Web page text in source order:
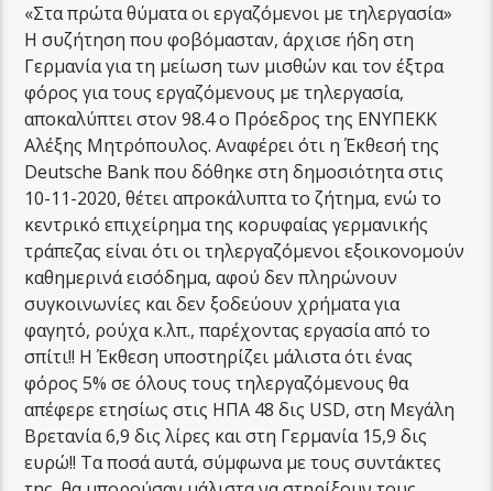
«Στα πρώτα θύματα οι εργαζόμενοι με τηλεργασία»
Η συζήτηση που φοβόμασταν, άρχισε ήδη στη
Γερμανία για τη μείωση των μισθών και τον έξτρα
φόρος για τους εργαζόμενους με τηλεργασία,
αποκαλύπτει στον 98.4 ο Πρόεδρος της ΕΝΥΠΕΚΚ
Αλέξης Μητρόπουλος. Αναφέρει ότι η Έκθεσή της
Deutsche Bank που δόθηκε στη δημοσιότητα στις
10-11-2020, θέτει απροκάλυπτα το ζήτημα, ενώ το
κεντρικό επιχείρημα της κορυφαίας γερμανικής
τράπεζας είναι ότι οι τηλεργαζόμενοι εξοικονομούν
καθημερινά εισόδημα, αφού δεν πληρώνουν
συγκοινωνίες και δεν ξοδεύουν χρήματα για
φαγητό, ρούχα κ.λπ., παρέχοντας εργασία από το
σπίτι!! Η Έκθεση υποστηρίζει μάλιστα ότι ένας
φόρος 5% σε όλους τους τηλεργαζόμενους θα
απέφερε ετησίως στις ΗΠΑ 48 δις USD, στη Μεγάλη
Βρετανία 6,9 δις λίρες και στη Γερμανία 15,9 δις
ευρώ!! Τα ποσά αυτά, σύμφωνα με τους συντάκτες